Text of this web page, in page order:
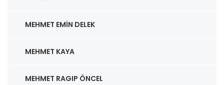
MEHMET EMIN DELEK
MEHMET KAYA
MEHMET RAGIP ÖNCEL